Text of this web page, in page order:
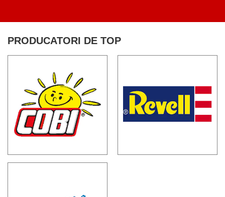
PRODUCATORI DE TOP